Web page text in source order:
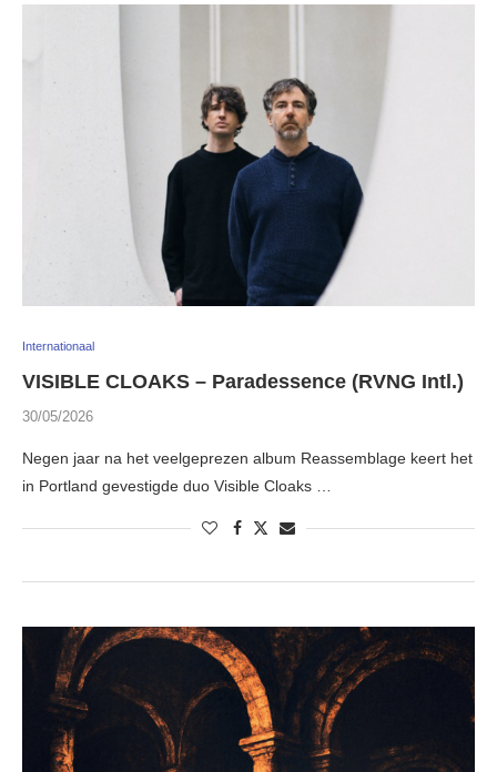
Internationaal
VISIBLE CLOAKS – Paradessence (RVNG Intl.)
30/05/2026
Negen jaar na het veelgeprezen album Reassemblage keert het
in Portland gevestigde duo Visible Cloaks …